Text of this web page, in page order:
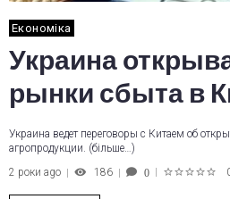
Економіка
Украина
рынки сбыта в
Украина ведет переговоры с Китаем об
агропродукции. (більше…)
2 роки ago
186 0